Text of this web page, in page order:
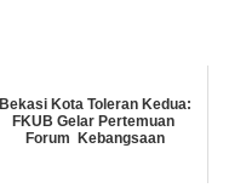
Bekasi Kota Toleran Kedua:
FKUB Gelar Pertemuan
Forum Kebangsaan